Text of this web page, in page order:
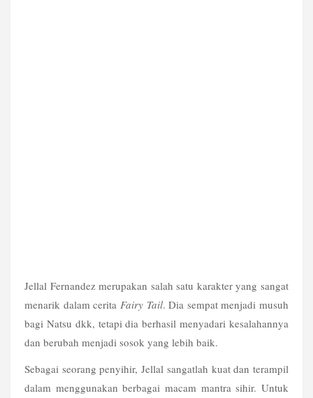
Jellal Fernandez merupakan salah satu karakter yang sangat
menarik dalam cerita Fairy Tail. Dia sempat menjadi musuh
bagi Natsu dkk, tetapi dia berhasil menyadari kesalahannya
dan berubah menjadi sosok yang lebih baik.
Sebagai seorang penyihir, Jellal sangatlah kuat dan terampil
dalam menggunakan berbagai macam mantra sihir. Untuk